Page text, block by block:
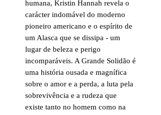
humana, Kristin Hannah revela o
carácter indomável do moderno
pioneiro americano e o espírito de
um Alasca que se dissipa - um
lugar de beleza e perigo
incomparáveis. A Grande Solidão é
uma história ousada e magnífica
sobre o amor e a perda, a luta pela
sobrevivência e a rudeza que
existe tanto no homem como na